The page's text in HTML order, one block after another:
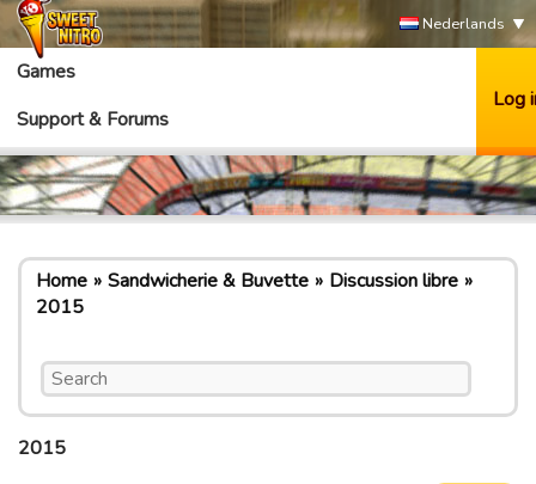
Nederlands
Games
Support & Forums
Log
Home Sandwicherie & Buvette
Discussion libre
2015
2015